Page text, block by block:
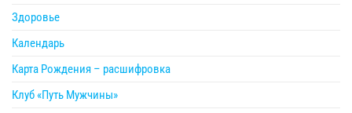
Здоровье
Календарь
Карта Рождения – расшифровка
Клуб «Путь Мужчины»